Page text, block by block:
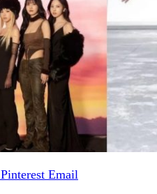
Pinterest Email